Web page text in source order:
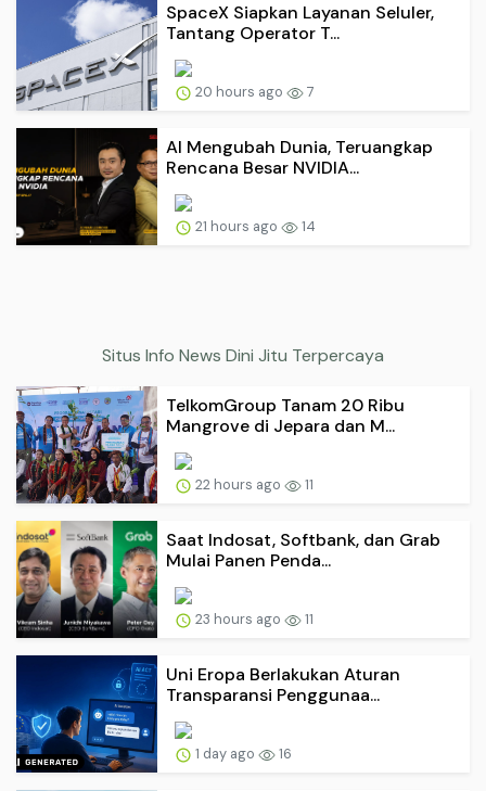
SpaceX Siapkan Layanan Seluler,
Tantang Operator T...
20 hours ago 7
AI Mengubah Dunia, Teruangkap
Rencana Besar NVIDIA...
21 hours ago 14
Situs Info News Dini Jitu Terpercaya
TelkomGroup Tanam 20 Ribu
Mangrove di Jepara dan M...
22 hours ago 11
Saat Indosat, Softbank, dan Grab
Mulai Panen Penda...
23 hours ago 11
Uni Eropa Berlakukan Aturan
Transparansi Penggunaa...
1 day ago 16